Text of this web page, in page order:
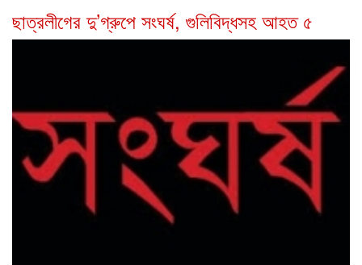
ছাত্রলীগের দু’গ্রুপে সংঘর্ষ, গুলিবিদ্ধসহ আহত ৫